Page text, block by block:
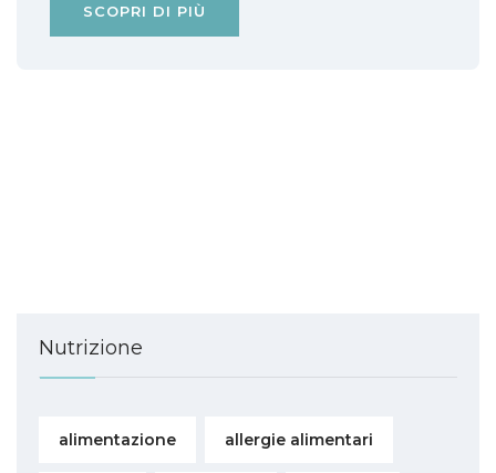
SCOPRI DI PIÙ
Nutrizione
alimentazione allergie alimentari